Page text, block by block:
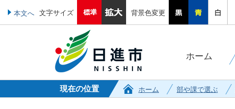
本文へ 文字サイズ 背景色変更
ホーム
現在の位置 ホーム 部や課で選ぶ